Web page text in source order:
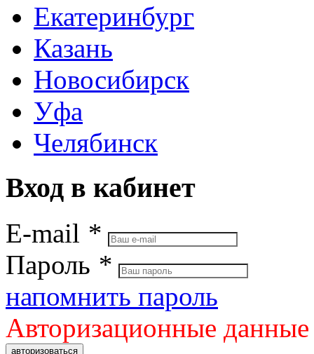
Екатеринбург
Казань
Новосибирск
Уфа
Челябинск
Вход в кабинет
E-mail *
Пароль *
напомнить пароль
Авторизационные
авторизоваться